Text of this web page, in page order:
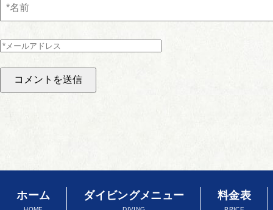
ホーム ダイビングメニュー 料金表